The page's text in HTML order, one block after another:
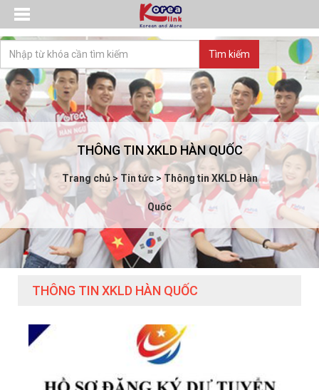
THÔNG TIN XKLD HÀN QUỐC
Trang chủ> Tin tức> Thông tin XKLD Hàn
Quốc
THÔNG TIN XKLD HÀN QUỐC